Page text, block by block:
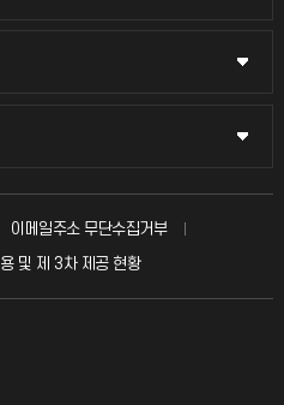
이메일주소 무단수집거부
및 제 3차 제공 현황